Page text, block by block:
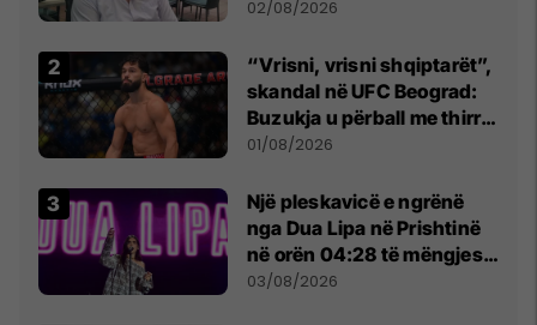
dikush e tradhtoi në
02/08/2026
“Vrisni, vrisni shqiptarët”,
skandal në UFC Beograd:
Buzukja u përball me thirrje
anti-shqiptare nga
01/08/2026
Një pleskavicë e ngrënë
nga Dua Lipa në Prishtinë
në orën 04:28 të mëngjesit
- dhe bota digjitale serbe
03/08/2026